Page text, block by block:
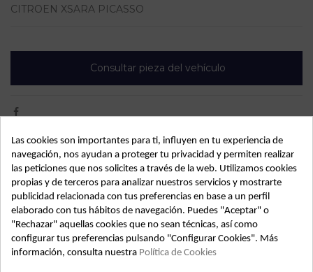
CITROEN XSARA PICASSO
Consultar pieza del vehículo
Detalles de producto
Año fabricación
2004
Código motor
RHY
Bastidor
VF7CHRHYB39633750
Color
Verde
Las cookies son importantes para ti, influyen en tu experiencia de
navegación, nos ayudan a proteger tu privacidad y permiten realizar
las peticiones que nos solicites a través de la web. Utilizamos cookies
propias y de terceros para analizar nuestros servicios y mostrarte
publicidad relacionada con tus preferencias en base a un perfil
elaborado con tus hábitos de navegación. Puedes "Aceptar" o
"Rechazar" aquellas cookies que no sean técnicas, así como
configurar tus preferencias pulsando "Configurar Cookies". Más
información, consulta nuestra Política de Cookies